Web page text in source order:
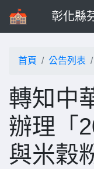
彰化縣
首頁 公告列表
轉知中
辦理「
與米穀